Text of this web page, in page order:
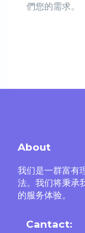
們您的需求。
About
我们是一群富有
法。我们将秉承
的服务体验。
Cantact: